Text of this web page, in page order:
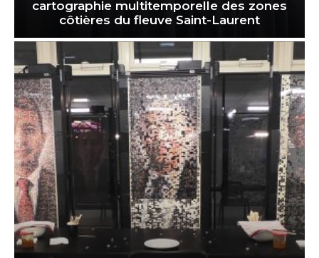
cartographie multitemporelle des zones
côtières du fleuve Saint-Laurent